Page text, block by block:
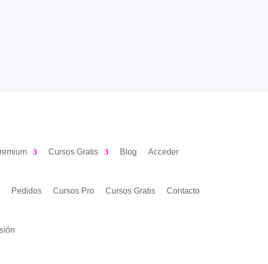
Cursos Gratis Blog Acceder
Pedidos Cursos Pro Cursos Gratis Contacto